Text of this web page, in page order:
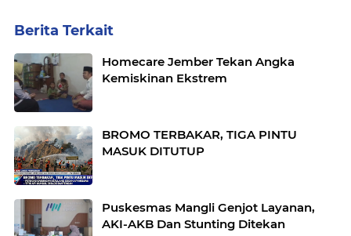
Berita Terkait
Homecare Jember Tekan Angka
Kemiskinan Ekstrem
BROMO TERBAKAR, TIGA PINTU
MASUK DITUTUP
Puskesmas Mangli Genjot Layanan,
AKI-AKB Dan Stunting Ditekan